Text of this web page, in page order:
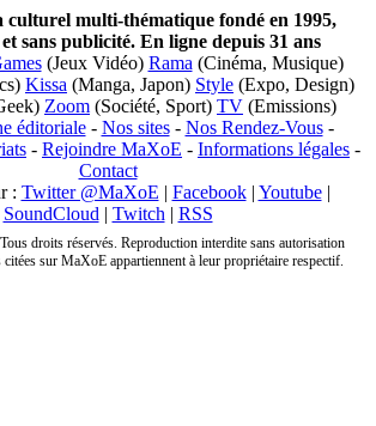
culturel multi-thématique fondé en 1995,
sans publicité. En ligne depuis 31 ans
(Jeux Vidéo) Rama (Cinéma, Musique)
Kissa (Manga, Japon) Style (Expo, Design)
Zoom (Société, Sport) TV (Emissions)
éditoriale- Nos sites- Nos Rendez-Vous-
- Rejoindre MaXoE - Informations légales -
Contact
: Twitter @MaXoE | Facebook| Youtube|
SoundCloud | Twitch | RSS
droits réservés. Reproduction interdite sans autorisation
citées sur MaXoE appartiennent à leur propriétaire respectif.